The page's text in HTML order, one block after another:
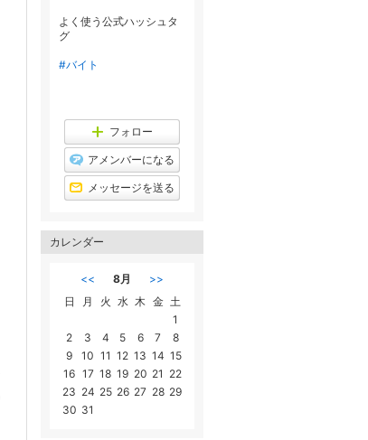
よく使う公式ハッシュタ
グ
#バイト
フォロー
アメンバーになる
メッセージを送る
カレンダー
<< 8月
>>
日
月 火 水 木 金 土
1
2
3 4 5 6 7
8
9
10 11 12 13 14 15
16 17 18 19 20 21 22
23 24 25 26 27 28 29
30 31